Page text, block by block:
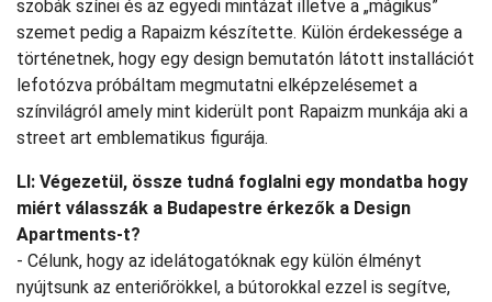
szobák színei és az egyedi mintázat illetve a „mágikus”
szemet pedig a Rapaizm készítette. Külön érdekessége a
történetnek, hogy egy design bemutatón látott installációt
lefotózva próbáltam megmutatni elképzelésemet a
színvilágról amely mint kiderült pont Rapaizm munkája aki a
street art emblematikus figurája.
LI: Végezetül, össze tudná foglalni egy mondatba hogy
miért válasszák a Budapestre érkezők a Design
Apartments-t?
- Célunk, hogy az idelátogatóknak egy külön élményt
nyújtsunk az enteriőrökkel, a bútorokkal ezzel is segítve,